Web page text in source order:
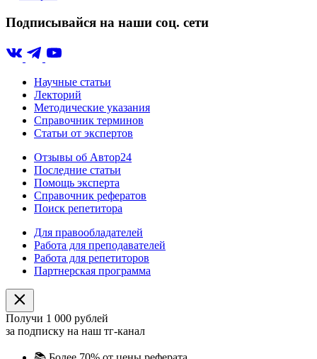
Подписывайся на наши соц. сети
Научные статьи
Лекторий
Методические указания
Справочник терминов
Статьи от экспертов
Отзывы об Автор24
Последние статьи
Помощь эксперта
Справочник рефератов
Поиск репетитора
Для правообладателей
Работа для преподавателей
Работа для репетиторов
Партнерская программа
Получи 1 000 рублей
за подписку на наш тг-канал